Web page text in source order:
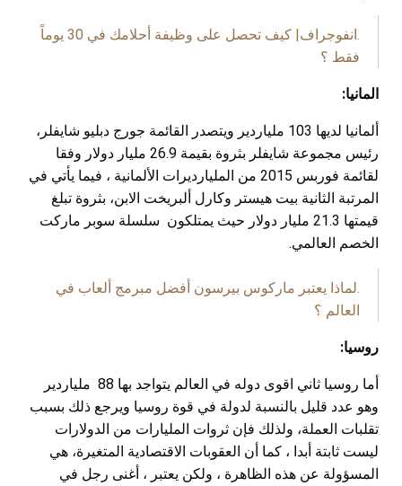
.
انفوجراف| كيف تحصل على وظيفة أحلامك في 30 يوماً
فقط ؟
المانيا:
ألمانيا لديها 103 ملياردير ويتصدر القائمة جورج دبليو شايفلر،
رئيس مجموعة شايفلر بثروة بقيمة 26.9 مليار دولار وفقا
لقائمة فوربس 2015 من المليارديرات الألمانية ، فيما يأتي في
المرتبة الثانية بيت هيستر وكارل ألبريخت الابن، بثروة تبلغ
قيمتها 21.3 مليار دولار حيث يمتلكون سلسلة سوبر ماركت
الخصم العالمي.
.لماذا يعتبر ماركوس بيرسون أفضل مبرمج ألعاب في
العالم ؟
روسيا:
أما روسيا ثاني اقوى دوله في العالم يتواجد بها 88 ملياردير
وهو عدد قليل بالنسبة لدولة في قوة روسيا ويرجع ذلك بسبب
تقلبات العملة، ولذلك فإن ثروات المليارات من الدولارات
ليست ثابتة أبدا ، كما أن العقوبات الاقتصادية المتغيرة، هي
المسؤولة عن هذه الظاهرة ، ولكن يعتبر ، أغنى رجل في